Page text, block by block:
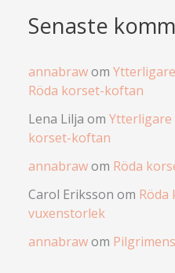
Senaste
annabrawom
Röda korset-koftan
Lena Lilja om Ytterligare
korset-koftan
annabrawom Röda
Carol Eriksson om
vuxenstorlek
annabrawom